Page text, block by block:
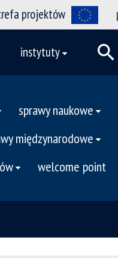
projektów
instytuty
sprawy naukowe
międzynarodowe
welcome point